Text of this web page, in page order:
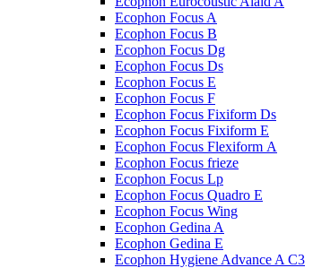
Ecophon Focus A
Ecophon Focus B
Ecophon Focus Dg
Ecophon Focus Ds
Ecophon Focus E
Ecophon Focus F
Ecophon Focus Fixiform Ds
Ecophon Focus Fixiform E
Ecophon Focus Flexiform А
Ecophon Focus frieze
Ecophon Focus Lp
Ecophon Focus Quаdro E
Ecophon Focus Wing
Ecophon Gedina A
Ecophon Gedina E
Ecophon Hygiene Advance A C3